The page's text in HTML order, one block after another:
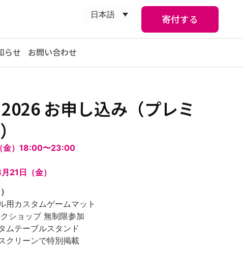
寄付する
日本語
らせ お問い合わせ
お申し込み（プレミ
金）18:00〜23:00
21日（金）
用カスタムゲームマット
ショップ 無制限参加
ムテーブルスタンド
クリーンで特別掲載